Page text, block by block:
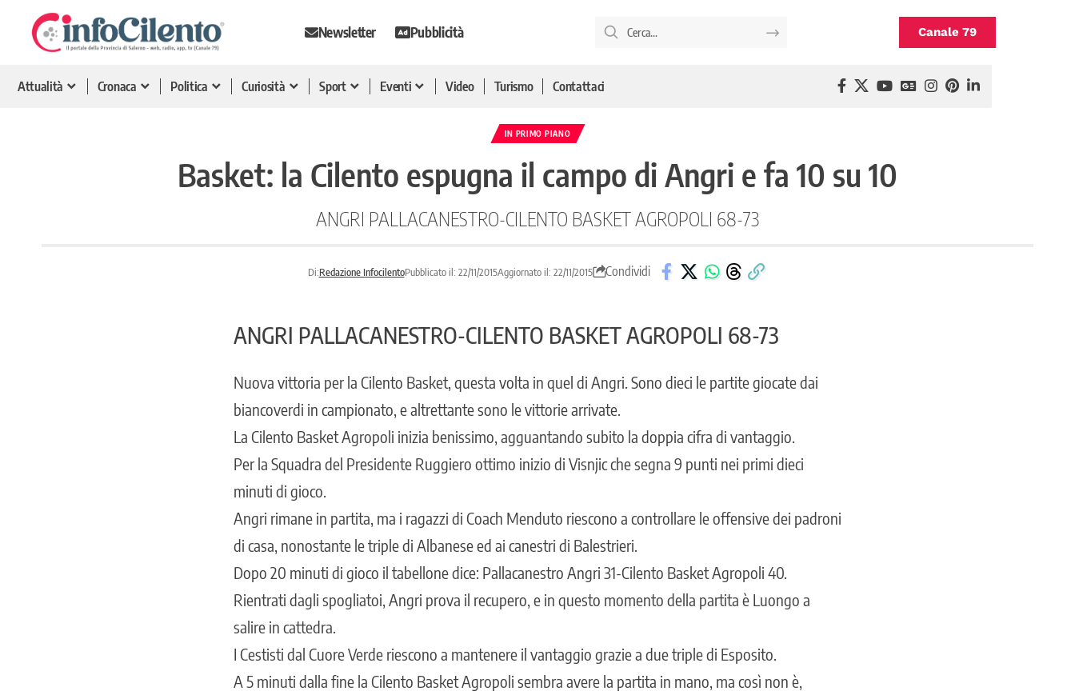
Newsletter Pubblicità Canale 79
Attualità Cronaca Politica Curiosità Sport Eventi Video Turismo Contattaci
IN PRIMO PIANO
Basket: la Cilento espugna il campo di Angri e fa 10 su 10
ANGRI PALLACANESTRO-CILENTO BASKET AGROPOLI 68-73
Di:Redazione InfocilentoPubblicato il: 22/11/2015Aggiornato il: 22/11/2015 Condividi
ANGRI PALLACANESTRO-CILENTO BASKET AGROPOLI 68-73
Nuova vittoria per la Cilento Basket, questa volta in quel di Angri. Sono dieci le partite giocate dai
biancoverdi in campionato, e altrettante sono le vittorie arrivate.
La Cilento Basket Agropoli inizia benissimo, agguantando subito la doppia cifra di vantaggio.
Per la Squadra del Presidente Ruggiero ottimo inizio di Visnjic che segna 9 punti nei primi dieci
minuti di gioco.
Angri rimane in partita, ma i ragazzi di Coach Menduto riescono a controllare le offensive dei padroni
di casa, nonostante le triple di Albanese ed ai canestri di Balestrieri.
Dopo 20 minuti di gioco il tabellone dice: Pallacanestro Angri 31-Cilento Basket Agropoli 40.
Rientrati dagli spogliatoi, Angri prova il recupero, e in questo momento della partita è Luongo a
salire in cattedra.
I Cestisti dal Cuore Verde riescono a mantenere il vantaggio grazie a due triple di Esposito.
A 5 minuti dalla fine la Cilento Basket Agropoli sembra avere la partita in mano, ma così non è,